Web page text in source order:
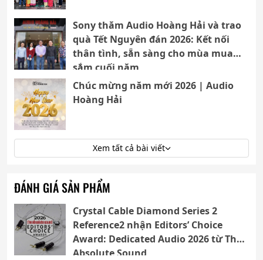
Sony thăm Audio Hoàng Hải và trao
quà Tết Nguyên đán 2026: Kết nối
thân tình, sẵn sàng cho mùa mua
sắm cuối năm
Chúc mừng năm mới 2026 | Audio
Hoàng Hải
Xem tất cả bài viết
ĐÁNH GIÁ SẢN PHẨM
Crystal Cable Diamond Series 2
Reference2 nhận Editors’ Choice
Award: Dedicated Audio 2026 từ The
Absolute Sound